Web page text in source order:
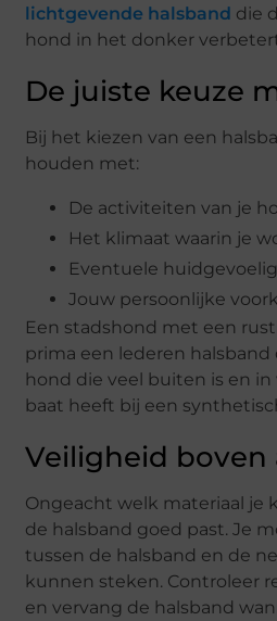
lichtgevende halsband die
hond in het donker
De juiste keuze
Bij het kiezen van een
houden met:
De activiteiten van je
Het klimaat waarin je
Eventuele
Jouw persoonlijke
Een stadshond met een
prima een lederen halsband
hond die veel buiten is en
baat heeft bij een
Veiligheid boven
Ongeacht welk materiaal je
de halsband goed past. Je
tussen de halsband en de
kunnen steken. Controleer
en vervang de halsband